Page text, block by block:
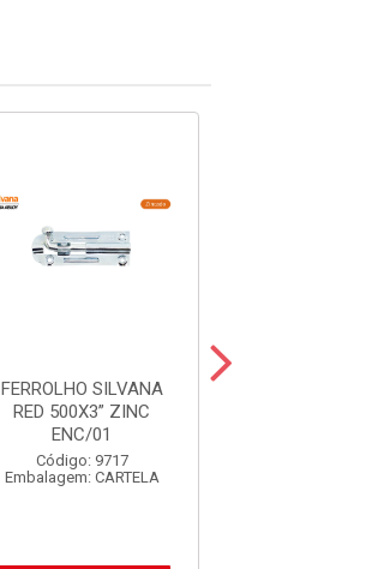
FERROLHO SILVANA
RED 500X3” ZINC
ENC/01
Código: 9717
Embalagem: CARTELA